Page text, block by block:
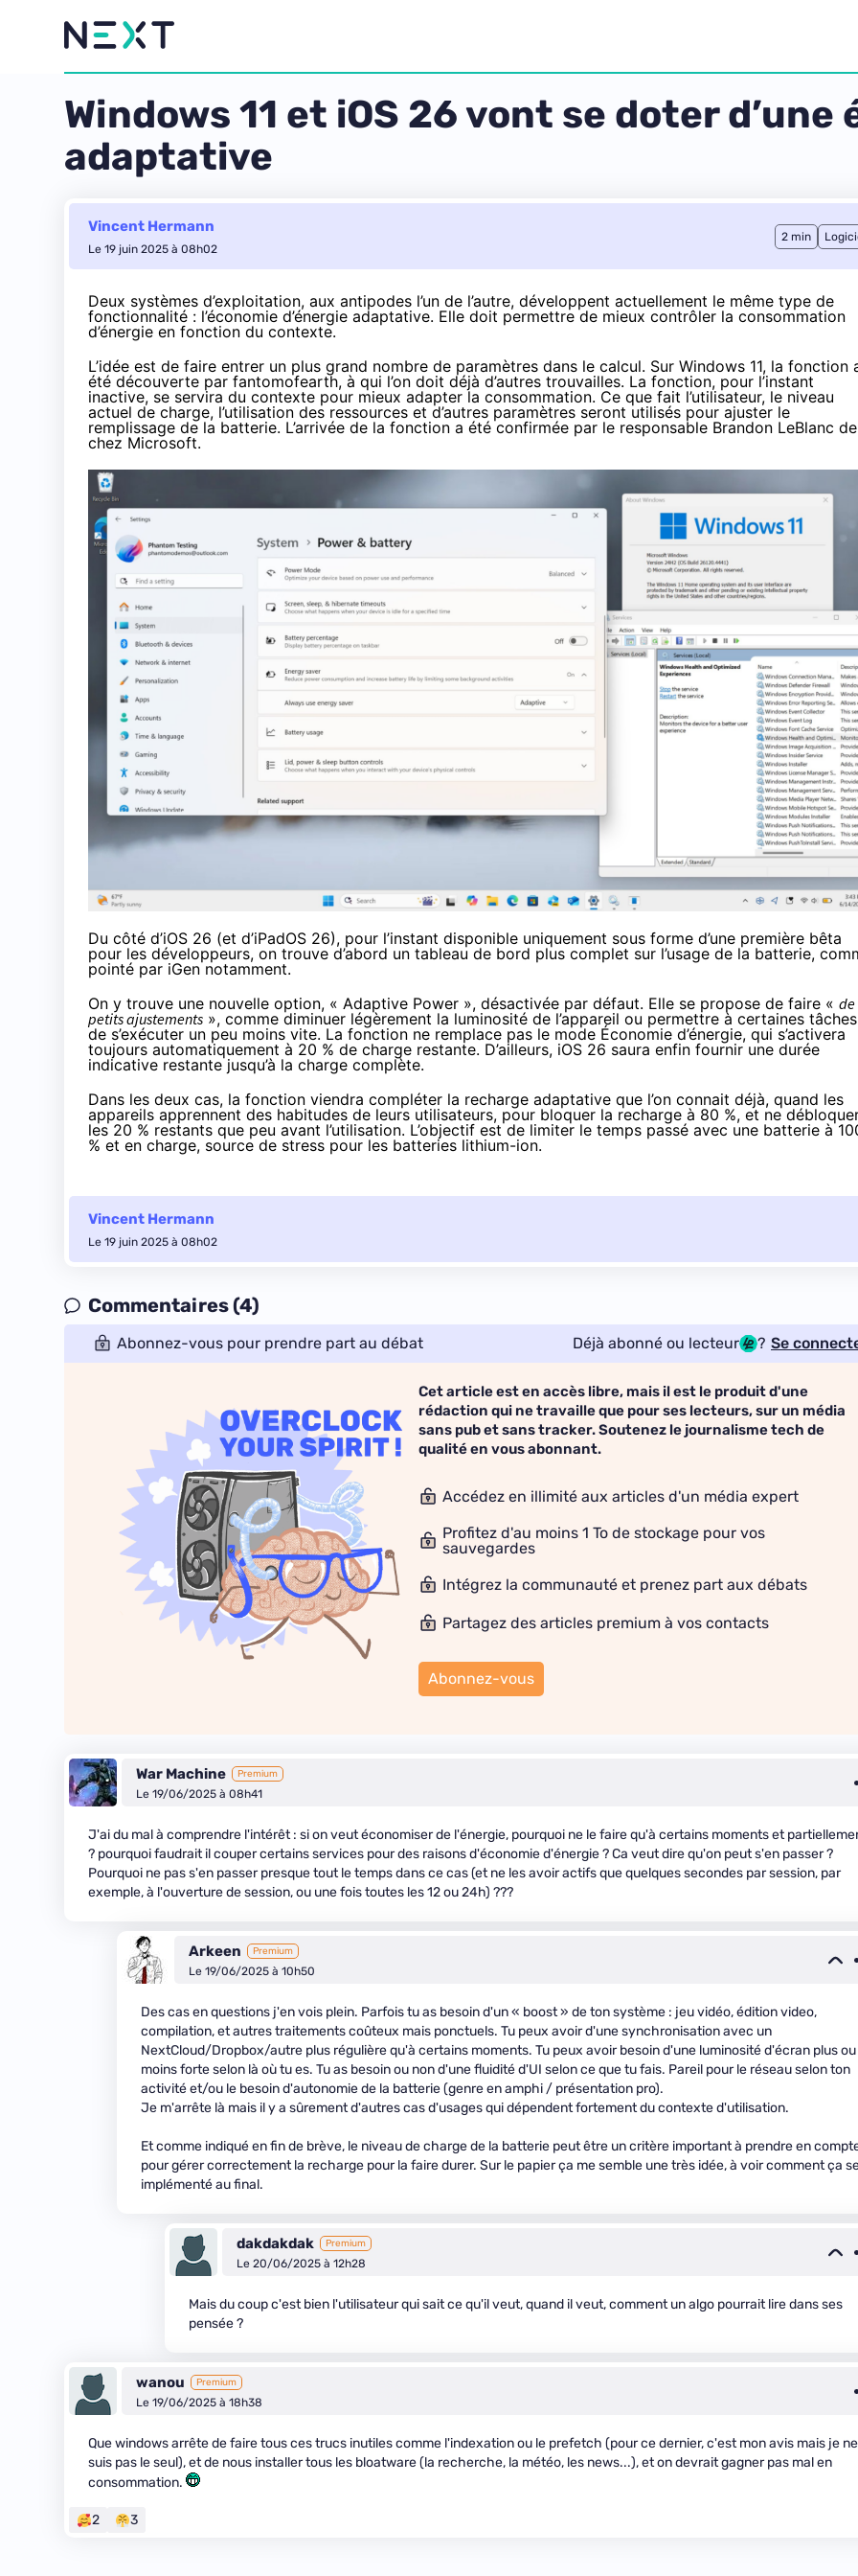
Windows 11 et iOS 26 vont se doter d’une
adaptative
Vincent Hermann
Le 19 juin 2025 à 08h02
2 min
Deux systèmes d’exploitation, aux antipodes l’un de l’autre, développent actuellement le même type de
fonctionnalité : l’économie d’énergie adaptative. Elle doit permettre de mieux contrôler la consommation
d’énergie en fonction du contexte.
L’idée est de faire entrer un plus grand nombre de paramètres dans le calcul. Sur Windows 11, la fonction
été découverte par fantomofearth, à qui l’on doit déjà d’autres trouvailles. La fonction, pour l’instant
inactive, se servira du contexte pour mieux adapter la consommation. Ce que fait l’utilisateur, le niveau
actuel de charge, l’utilisation des ressources et d’autres paramètres seront utilisés pour ajuster le
remplissage de la batterie. L’arrivée de la fonction a étéconfirmée par le responsable Brandon LeBlanc de
chez Microsoft.
Du côté d’iOS 26 (et d’iPadOS 26), pour l’instant disponible uniquement sous forme d’une première bêta
pour les développeurs, on trouve d’abord un tableau de bord plus complet sur l’usage de la batterie,
pointé par iGennotamment.
On y trouve une nouvelle option, « Adaptive Power », désactivée par défaut. Elle se propose de faire « de
petits ajustements », comme diminuer légèrement la luminosité de l’appareil ou permettre à certaines tâches
de s’exécuter un peu moins vite. La fonction ne remplace pas le mode Économie d’énergie, qui s’activera
toujours automatiquement à 20 % de charge restante. D’ailleurs, iOS 26 saura enfin fournir une durée
indicative restante jusqu’à la charge complète.
Dans les deux cas, la fonction viendra compléter la recharge adaptative que l’on connait déjà, quand les
appareils apprennent des habitudes de leurs utilisateurs, pour bloquer la recharge à 80 %, et ne
les 20 % restants que peu avant l’utilisation. L’objectif est de limiter le temps passé avec une batterie à
% et en charge, source de stress pour les batteries lithium-ion.
Vincent Hermann
Le 19 juin 2025 à 08h02
Commentaires (4)
Abonnez-vous pour prendre part au débat Déjà abonné ou lecteur ? Se
Cet article est en accès libre, mais il est le produit d'une
rédaction qui ne travaille que pour ses lecteurs, sur un média
sans pub et sans tracker. Soutenez le journalisme tech de
qualité en vous abonnant.
Accédez en illimité aux articles d'un média expert
Profitez d'au moins 1 To de stockage pour vos
sauvegardes
Intégrez la communauté et prenez part aux débats
Partagez des articles premium à vos contacts
Abonnez-vous
War Machine Premium
Le 19/06/2025 à 08h41
J'ai du mal à comprendre l'intérêt : si on veut économiser de l'énergie, pourquoi ne le faire qu'à certains moments et
? pourquoi faudrait il couper certains services pour des raisons d'économie d'énergie ? Ca veut dire qu'on peut s'en passer ?
Pourquoi ne pas s'en passer presque tout le temps dans ce cas (et ne les avoir actifs que quelques secondes par session, par
exemple, à l'ouverture de session, ou une fois toutes les 12 ou 24h) ???
Arkeen Premium
Le 19/06/2025 à 10h50
Des cas en questions j'en vois plein. Parfois tu as besoin d'un « boost » de ton système : jeu vidéo, édition video,
compilation, et autres traitements coûteux mais ponctuels. Tu peux avoir d'une synchronisation avec un
NextCloud/Dropbox/autre plus régulière qu'à certains moments. Tu peux avoir besoin d'une luminosité d'écran plus ou
moins forte selon là où tu es. Tu as besoin ou non d'une fluidité d'UI selon ce que tu fais. Pareil pour le réseau selon ton
activité et/ou le besoin d'autonomie de la batterie (genre en amphi / présentation pro).
Je m'arrête là mais il y a sûrement d'autres cas d'usages qui dépendent fortement du contexte d'utilisation.
Et comme indiqué en fin de brève, le niveau de charge de la batterie peut être un critère important à prendre en
pour gérer correctement la recharge pour la faire durer. Sur le papier ça me semble une très idée, à voir comment ça
implémenté au final.
dakdakdak Premium
Le 20/06/2025 à 12h28
Mais du coup c'est bien l'utilisateur qui sait ce qu'il veut, quand il veut, comment un algo pourrait lire dans ses
pensée ?
wanou Premium
Le 19/06/2025 à 18h38
Que windows arrête de faire tous ces trucs inutiles comme l'indexation ou le prefetch (pour ce dernier, c'est mon avis mais je ne
suis pas le seul), et de nous installer tous les bloatware (la recherche, la météo, les news...), et on devrait gagner pas mal en
consommation.
2 3